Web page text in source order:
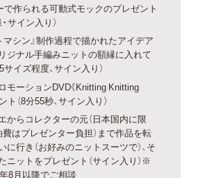
で作られる可動式モックのプレゼント
サイン入り）
マシン』制作過程で描かれたアイデア
ジナル手編みニットの額縁に入れて
サイズ程度、サイン入り）
モーションDVD《Knitting Knitting
ト（8分55秒、サイン入り）
からコレクターの元（日本国内に限
費はプレゼンター負担）まで作品を転
行き（お好みのニットスーツで）、そ
ニットをプレゼント（サイン入り）※
8月以降でご相談